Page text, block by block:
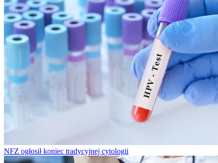
NFZ ogłosił koniec tradycyjnej cytologii